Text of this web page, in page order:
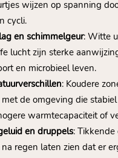
wijzen op spanning
cycli.​
en schimmelgeur: Witte
lucht zijn sterke
en microbieel leven.​
: Koudere
de omgeving die
warmtecapaciteit of
en druppels:
regen laten zien dat er